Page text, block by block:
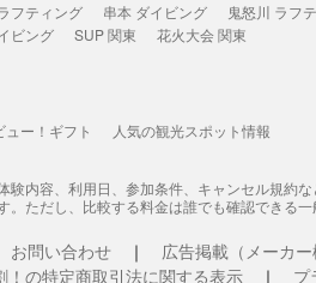
フティング 串本 ダイビング 鬼怒川 ラフ
ビング SUP 関東 花火大会 関東
ュー！ギフト 人気の観光スポット情報
内容、利用日、参加条件、キャンセル規約
ただし、比較する料金は誰でも確認できる一
お問い合わせ 広告掲載（メーカ
！の特定商取引法に関する表示
プ